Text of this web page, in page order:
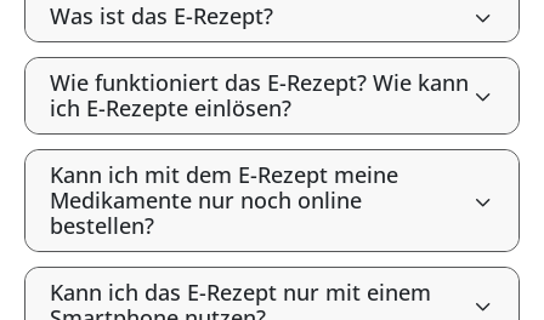
Was ist das E-Rezept?
Wie funktioniert das E-Rezept? Wie kann
ich E-Rezepte einlösen?
Kann ich mit dem E-Rezept meine
Medikamente nur noch online
bestellen?
Kann ich das E-Rezept nur mit einem